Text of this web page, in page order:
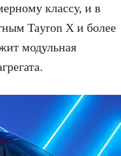
классу, и в
Tayron X и более
модульная